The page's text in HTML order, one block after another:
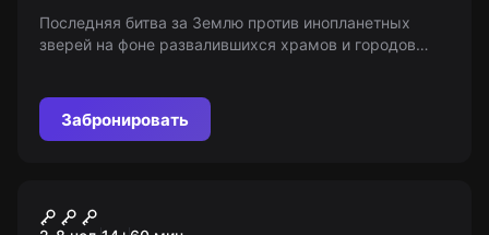
Последняя битва за Землю против инопланетных
зверей на фоне развалившихся храмов и городов
Забронировать
Логово Бэтмена